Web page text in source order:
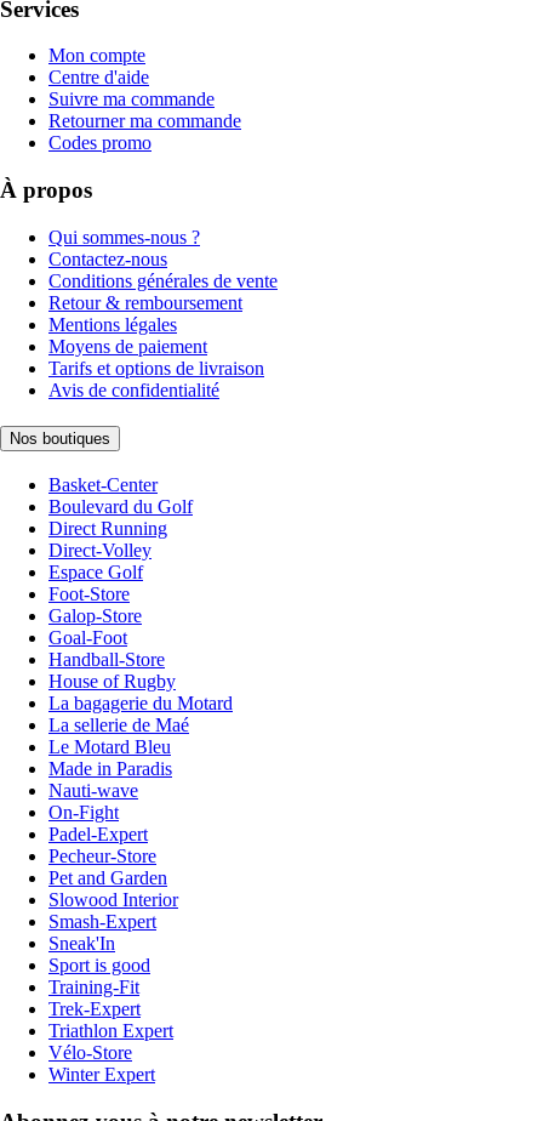
Services
Mon compte
Centre d'aide
Suivre ma commande
Retourner ma commande
Codes promo
À propos
Qui sommes-nous ?
Contactez-nous
Conditions générales de vente
Retour & remboursement
Mentions légales
Moyens de paiement
Tarifs et options de livraison
Avis de confidentialité
Nos boutiques
Basket-Center
Boulevard du Golf
Direct Running
Direct-Volley
Espace Golf
Foot-Store
Galop-Store
Goal-Foot
Handball-Store
House of Rugby
La bagagerie du Motard
La sellerie de Maé
Le Motard Bleu
Made in Paradis
Nauti-wave
On-Fight
Padel-Expert
Pecheur-Store
Pet and Garden
Slowood Interior
Smash-Expert
Sneak'In
Sport is good
Training-Fit
Trek-Expert
Triathlon Expert
Vélo-Store
Winter Expert